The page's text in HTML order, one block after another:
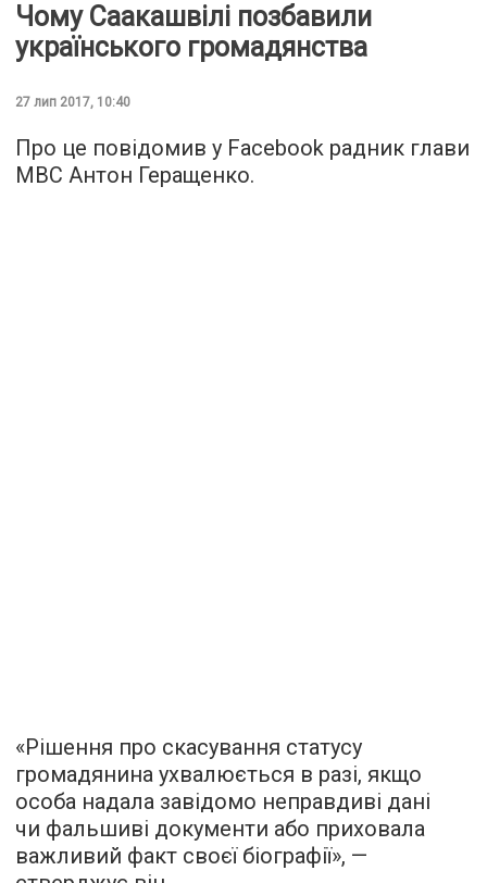
Чому Саакашвілі позбавили
українського громадянства
27 лип 2017, 10:40
Про це повідомив у Facebook радник глави
МВС Антон Геращенко.
«Рішення про скасування статусу
громадянина ухвалюється в разі, якщо
особа надала завідомо неправдиві дані
чи фальшиві документи або приховала
важливий факт своєї біографії», —